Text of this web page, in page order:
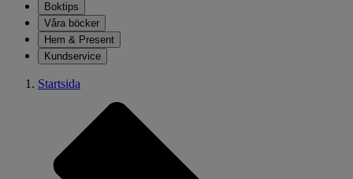
Boktips
Våra böcker
Hem & Present
Kundservice
Startsida